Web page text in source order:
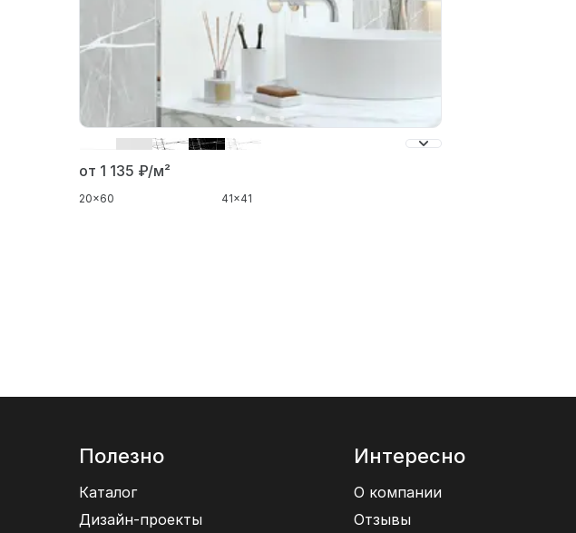
от 1 135 ₽/м²
20x60 41x41
Полезно
Каталог
Дизайн-проекты
Интересно
О компании
Отзывы